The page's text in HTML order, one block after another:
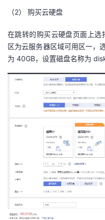
（2） 购买云硬盘
在跳转的购买云硬盘页面上
区为云服务器区域可用区一，
为 40GB，设置磁盘名称为